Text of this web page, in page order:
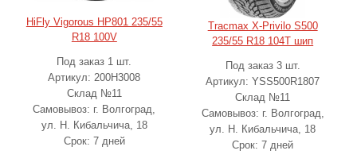
HiFly Vigorous HP801 235/55
R18 100V
Под заказ 1 шт.
Артикул: 200H3008
Склад №11
Самовывоз: г. Волгоград,
ул. Н. Кибальчича, 18
Срок: 7 дней
Tracmax X-Privilo S500
235/55 R18 104T шип
Под заказ 3 шт.
Артикул: YSS500R1807
Склад №11
Самовывоз: г. Волгоград,
ул. Н. Кибальчича, 18
Срок: 7 дней